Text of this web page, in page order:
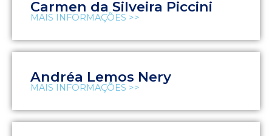
Carmen da Silveira Piccini
MAIS INFORMAÇÕES >>
Andréa Lemos Nery
MAIS INFORMAÇÕES >>